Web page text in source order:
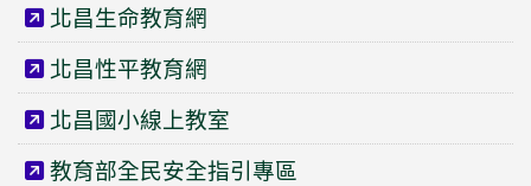
北昌生命教育網
北昌性平教育網
北昌國小線上教室
教育部全民安全指引專區